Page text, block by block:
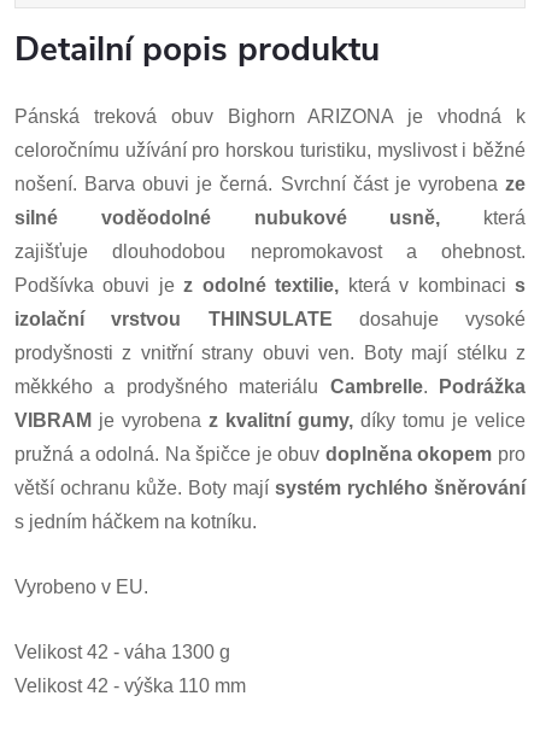
Detailní popis produktu
Pánská treková obuv Bighorn ARIZONA je vhodná k
celoročnímu užívání pro horskou turistiku, myslivost i běžné
nošení. Barva obuvi je černá. Svrchní část je vyrobena ze
silné voděodolné nubukové usně,
která
zajišťuje dlouhodobou nepromokavost a ohebnost.
Podšívka obuvi jez odolné textilie, která v kombinacis
izolační vrstvou
THINSULATE dosahuje vysoké
prodyšnosti z vnitřní strany obuvi ven. Boty mají stélku z
měkkého a prodyšného materiálu Cambrelle.
Podrážka
VIBRAM je vyrobena z kvalitní gumy, díky tomu je velice
pružná a odolná. Na špičce je obuv doplněna okopem pro
větší ochranu kůže. Boty mají systém rychlého šněrování
s jedním háčkem na kotníku.
Vyrobeno v EU.
Velikost 42 - váha 1300 g
Velikost 42 - výška 110 mm